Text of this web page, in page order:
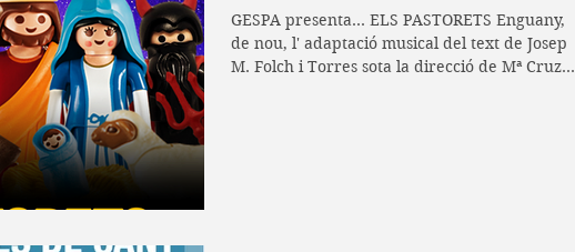
GESPA presenta... ELS PASTORETS Enguany,
de nou, l' adaptació musical del text de Josep
M. Folch i Torres sota la direcció de Mª Cruz...